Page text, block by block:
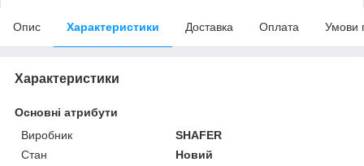
Опис Характеристики Доставка Оплата Умови
Характеристики
Основні атрибути
Виробник
SHAFER
Стан
Новий